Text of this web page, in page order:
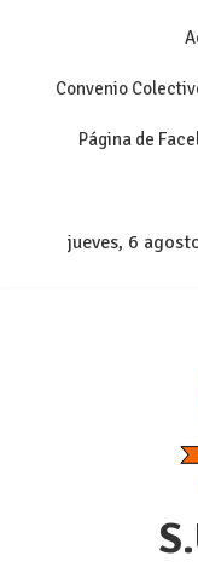
Convenio
Página de
jueves, 6